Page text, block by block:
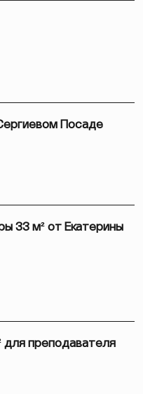
Посаде
33 м² от Екатерины
для преподавателя